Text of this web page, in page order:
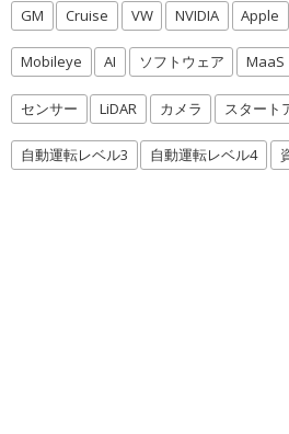
GM Cruise VW NVIDIA Apple
Mobileye AI ソフトウェア MaaS
センサー LiDAR カメラ スタート
自動運転レベル3 自動運転レベル4